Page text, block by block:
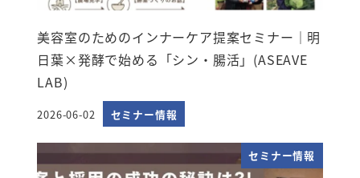
美容室のためのインナーケア提案セミナー｜明
日葉×発酵で始める「シン・腸活」(ASEAVE
LAB)
投稿日
2026-06-02 セミナー情報
セミナー情報